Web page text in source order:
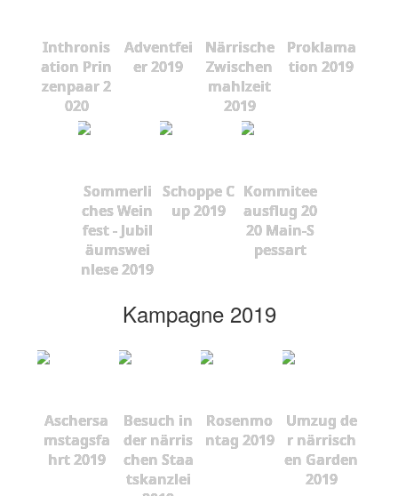
Inthronis
ation Prin
zenpaar 2
020
Adventfei
er 2019
Närrische
Zwischen
mahlzeit
2019
Proklama
tion 2019
Sommerli
ches Wein
fest - Jubil
äumswei
nlese 2019
Schoppe C
up 2019
Kommitee
ausflug 20
20 Main-S
pessart
Kampagne 2019
Aschersa
mstagsfa
hrt 2019
Besuch in
der närris
chen Staa
tskanzlei
Rosenmo
ntag 2019
Umzug de
r närrisch
en Garden
2019